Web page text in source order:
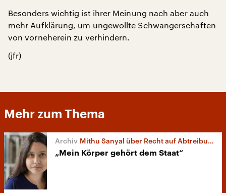
Besonders wichtig ist ihrer Meinung nach aber auch
mehr Aufklärung, um ungewollte Schwangerschaften
von vorneherein zu verhindern.
(jfr)
Mehr zum Thema
Mithu Sanyal über Recht auf Abtreibung
„Mein Körper gehört dem Staat“